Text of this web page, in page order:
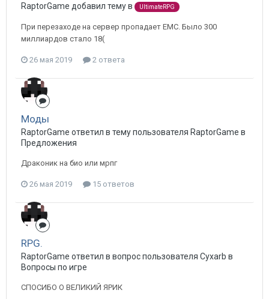
RaptorGame добавил тему в UltimateRPG
При перезаходе на сервер пропадает EMC. Было 300
миллиардов стало 18(
26 мая 2019 2 ответа
Моды
RaptorGame ответил в тему пользователя RaptorGame в
Предложения
Драконик на био или мрпг
26 мая 2019 15 ответов
RPG.
RaptorGame ответил в вопрос пользователя Cyxarb в
Вопросы по игре
СПОСИБО О ВЕЛИКИЙ ЯРИК